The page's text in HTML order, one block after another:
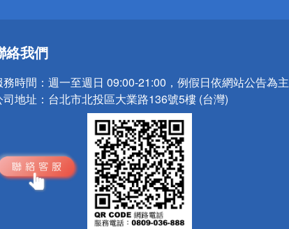
絡我們
務時間： 週一至週日 09:00-21:00，例假日依網站公告為主
地址： 台北市北投區大業路136號5樓 (台灣)